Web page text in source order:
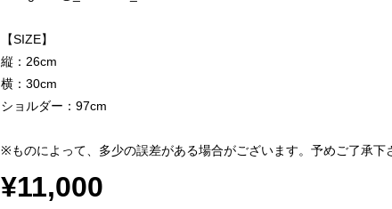
【SIZE】
縦：26cm
横：30cm
ショルダー：97cm
※ものによって、多少の誤差がある場合がございます。予めご了承下
¥11,000